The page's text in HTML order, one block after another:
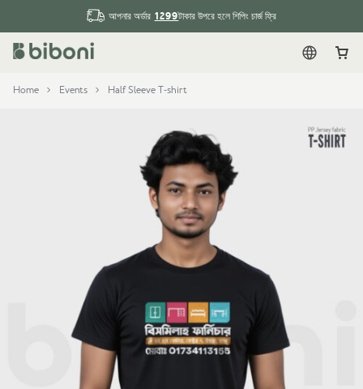
আপনার অর্ডার 1299টাকার উপরে হলে শিপিং চার্জ ফ্রি
English
Home Events Half Sleeve T-shirt